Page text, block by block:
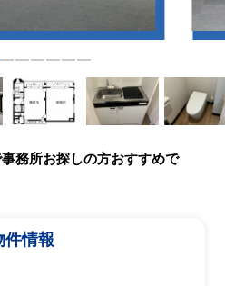
務所お探しの方おすすめで
件情報